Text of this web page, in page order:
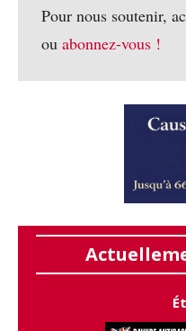
Pour nous soutenir,
ou abonnez-vous !